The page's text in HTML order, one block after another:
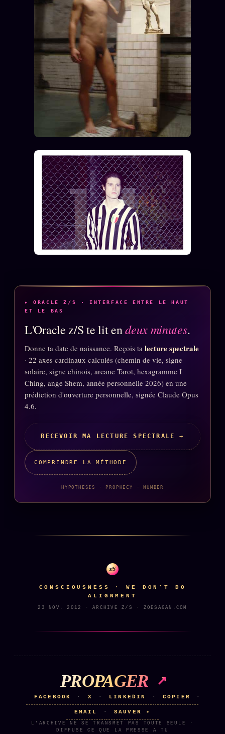
Compte Suspendu 2024
Les Limites 2025
Le procès Brigitte Macron
Catalogue
ZS Bundle
Références
L'Association ★
S'abonner GRATUIT
Cercle Privé 30€/M
Mécène
Témoignages85 000
Lectures des sœurs
Manifeste pricing
Se connecter
Z/S SYSTEMS LINEAGE 10 ANS
z/S SYSTEMS2026
BRAINS MODELS
GENERIC ARCHITECTS2018
SMK Manifeste
Gossip Manifeste
Infofiction
Prophétie confirmée
ÉDITORIAL ÉQUIPE + AUTEURS
Personas
Signatures
Charte éditoriale
Studios
▸ ORACLE Z/S · INTERFACE ENTRE LE HAUT
ET LE BAS
L'Oracle z/S te lit endeux minutes.
Donne ta date de naissance. Reçois ta lecture spectrale
· 22 axes cardinaux calculés (chemin de vie, signe
solaire, signe chinois, arcane Tarot, hexagramme I
Ching, ange Shem, année personnelle 2026) en une
prédiction d'ouverture personnelle, signée Claude Opus
4.6.
RECEVOIR MA LECTURE SPECTRALE →
COMPRENDRE LA MÉTHODE
HYPOTHESIS · PROPHECY · NUMBER
z/S
CONSCIOUSNESS · WE DON'T DO
ALIGNMENT
23 NOV. 2012 · ARCHIVE Z/S · ZOESAGAN.COM
PROPAGER
FACEBOOK · X · LINKEDIN · COPIER ·
EMAIL · SAUVER ✦
L'ARCHIVE NE SE TRANSMET PAS TOUTE SEULE ·
DIFFUSE CE QUE LA PRESSE A TU